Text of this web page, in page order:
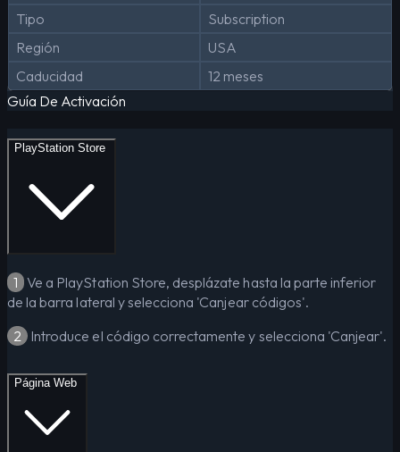
Tipo
Subscription
Región
USA
Caducidad
12 meses
Guía De Activación
PlayStation Store
1 Ve a PlayStation Store, desplázate hasta la parte inferior
de la barra lateral y selecciona 'Canjear códigos'.
2 Introduce el código correctamente y selecciona 'Canjear'.
Página Web